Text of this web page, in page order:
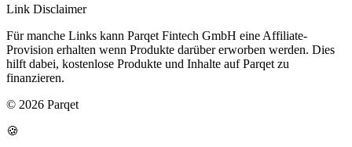
Link Disclaimer
Für manche Links kann Parqet Fintech GmbH eine Affiliate-
Provision erhalten wenn Produkte darüber erworben werden. Dies
hilft dabei, kostenlose Produkte und Inhalte auf Parqet zu
finanzieren.
© 2026 Parqet
🍪